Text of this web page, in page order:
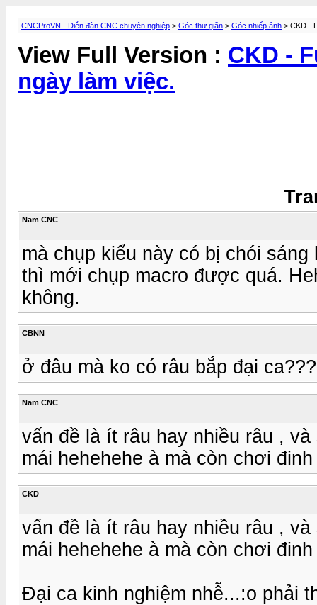
CNCProVN - Diễn đàn CNC chuyên nghiệp > Góc thư giãn > Góc nhiếp ảnh > CKD -
View Full Version : CKD -
ngày làm việc.
Nam CNC
mà chụp kiểu này có bị chói
thì mới chụp macro được quá.
không.
CBNN
ở đâu mà ko có râu bắp đại
Nam CNC
vấn đề là ít râu hay nhiều râu ,
mái hehehehe à mà còn chơi
CKD
vấn đề là ít râu hay nhiều râu ,
mái hehehehe à mà còn chơi
Đại ca kinh nghiệm nhễ...:o phải